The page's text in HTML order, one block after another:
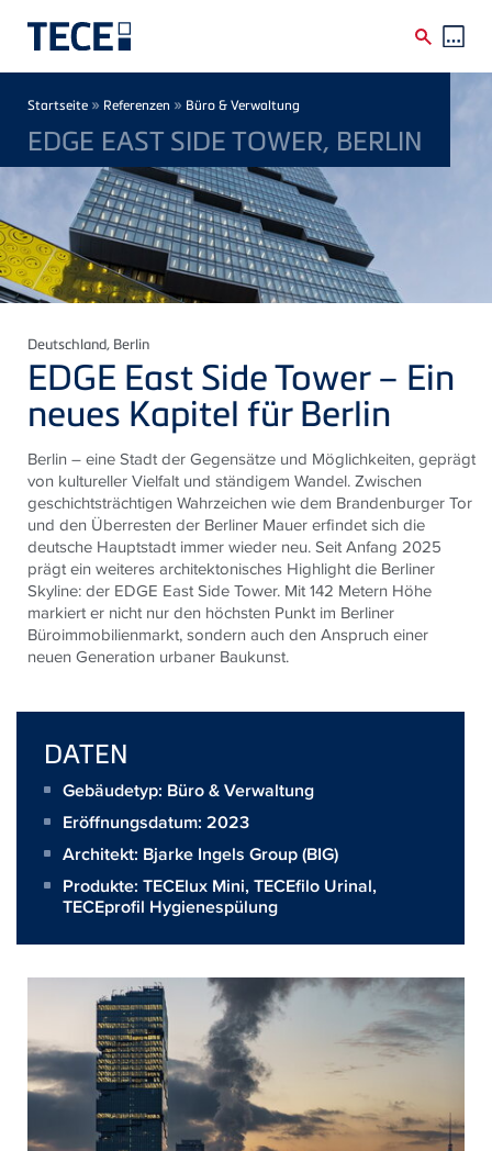
Breadcrumb
Startseite » Referenzen » Büro & Verwaltung
EDGE EAST SIDE TOWER, BERLIN
Deutschland, Berlin
EDGE East Side Tower – Ein
neues Kapitel für Berlin
Berlin – eine Stadt der Gegensätze und Möglichkeiten, geprägt
von kultureller Vielfalt und ständigem Wandel. Zwischen
geschichtsträchtigen Wahrzeichen wie dem Brandenburger Tor
und den Überresten der Berliner Mauer erfindet sich die
deutsche Hauptstadt immer wieder neu. Seit Anfang 2025
prägt ein weiteres architektonisches Highlight die Berliner
Skyline: der EDGE East Side Tower. Mit 142 Metern Höhe
markiert er nicht nur den höchsten Punkt im Berliner
Büroimmobilienmarkt, sondern auch den Anspruch einer
neuen Generation urbaner Baukunst.
DATEN
Gebäudetyp: Büro & Verwaltung
Eröffnungsdatum: 2023
Architekt: Bjarke Ingels Group (BIG)
Produkte: TECElux Mini,TECEfilo Urinal,
TECEprofil Hygienespülung